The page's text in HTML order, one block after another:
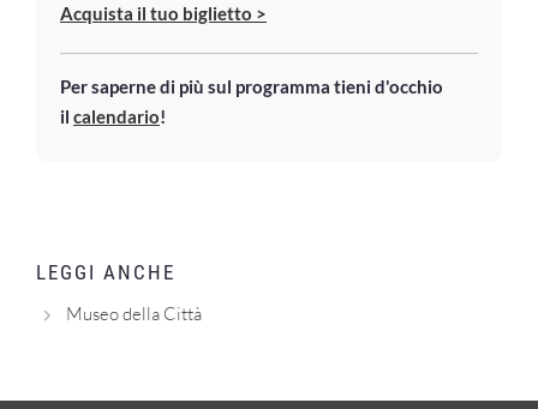
Acquista il tuo biglietto >
Per saperne di più sul programma tieni d'occhio
il calendario!
LEGGI ANCHE
Museo della Città